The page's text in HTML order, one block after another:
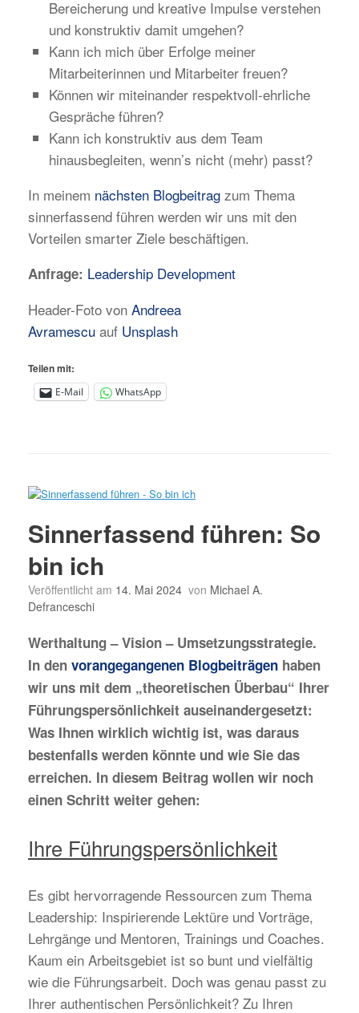
Bereicherung und kreative Impulse verstehen
und konstruktiv damit umgehen?
Kann ich mich über Erfolge meiner
Mitarbeiterinnen und Mitarbeiter freuen?
Können wir miteinander respektvoll-ehrliche
Gespräche führen?
Kann ich konstruktiv aus dem Team
hinausbegleiten, wenn’s nicht (mehr) passt?
In meinem nächsten Blogbeitrag zum Thema
sinnerfassend führen werden wir uns mit den
Vorteilen smarter Ziele beschäftigen.
Anfrage: Leadership Development
Header-Foto von Andreea
Avramescu auf Unsplash
Teilen mit:
E-Mail WhatsApp
Sinnerfassend führen: So
bin ich
Veröffentlicht am 14. Mai 2024 von Michael A.
Defranceschi
Werthaltung – Vision – Umsetzungsstrategie.
In den vorangegangenen Blogbeiträgen haben
wir uns mit dem „theoretischen Überbau“ Ihrer
Führungspersönlichkeit auseinandergesetzt:
Was Ihnen wirklich wichtig ist, was daraus
bestenfalls werden könnte und wie Sie das
erreichen. In diesem Beitrag wollen wir noch
einen Schritt weiter gehen:
Ihre Führungspersönlichkeit
Es gibt hervorragende Ressourcen zum Thema
Leadership: Inspirierende Lektüre und Vorträge,
Lehrgänge und Mentoren, Trainings und Coaches.
Kaum ein Arbeitsgebiet ist so bunt und vielfältig
wie die Führungsarbeit. Doch was genau passt zu
Ihrer authentischen Persönlichkeit? Zu Ihren